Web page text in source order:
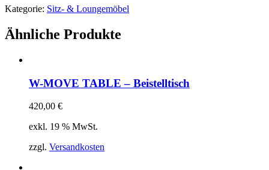
Kategorie: Sitz- & Loungemöbel
Ähnliche Produkte
W-MOVE TABLE – Beistelltisch
420,00 €
exkl. 19 % MwSt.
zzgl. Versandkosten